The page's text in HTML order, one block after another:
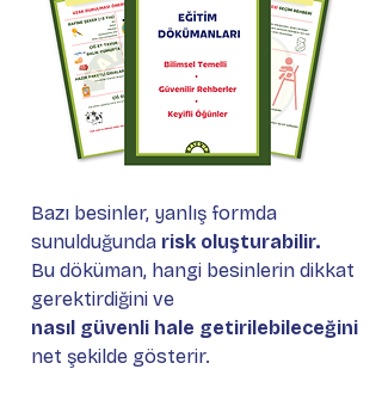
Bazı besinler, yanlış formda
sunulduğunda risk oluşturabilir.
Bu döküman, hangi besinlerin dikkat
gerektirdiğini ve
nasıl güvenli hale getirilebileceğini
net şekilde gösterir.